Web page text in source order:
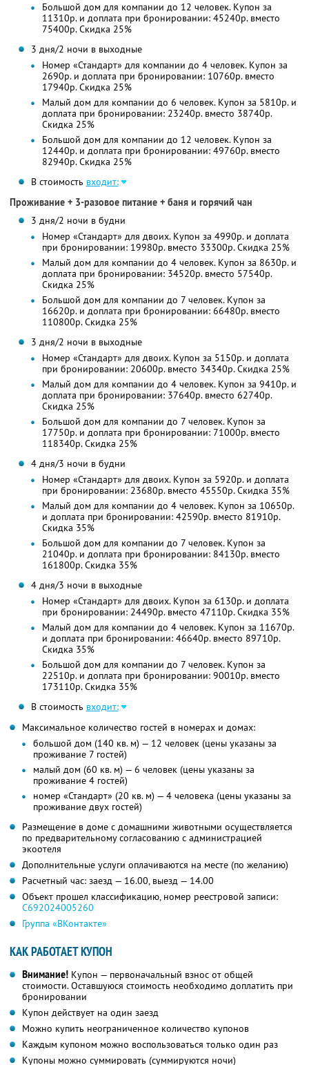
Большой дом для компании до 12 человек. Купон за
11310р. и доплата при бронировании: 45240р. вместо
75400р. Скидка 25%
3 дня/2 ночи в выходные
Номер «Стандарт» для компании до 4 человек. Купон за
2690р. и доплата при бронировании: 10760р. вместо
17940р. Скидка 25%
Малый дом для компании до 6 человек. Купон за 5810р. и
доплата при бронировании: 23240р. вместо 38740р.
Скидка 25%
Большой дом для компании до 12 человек. Купон за
12440р. и доплата при бронировании: 49760р. вместо
82940р. Скидка 25%
В стоимость входит:
Проживание + 3-разовое питание + баня и горячий чан
3 дня/2 ночи в будни
Номер «Стандарт» для двоих. Купон за 4990р. и доплата
при бронировании: 19980р. вместо 33300р. Скидка 25%
Малый дом для компании до 4 человек. Купон за 8630р. и
доплата при бронировании: 34520р. вместо 57540р.
Скидка 25%
Большой дом для компании до 7 человек. Купон за
16620р. и доплата при бронировании: 66480р. вместо
110800р. Скидка 25%
3 дня/2 ночи в выходные
Номер «Стандарт» для двоих. Купон за 5150р. и доплата
при бронировании: 20600р. вместо 34340р. Скидка 25%
Малый дом для компании до 4 человек. Купон за 9410р. и
доплата при бронировании: 37640р. вместо 62740р.
Скидка 25%
Большой дом для компании до 7 человек. Купон за
17750р. и доплата при бронировании: 71000р. вместо
118340р. Скидка 25%
4 дня/3 ночи в будни
Номер «Стандарт» для двоих. Купон за 5920р. и доплата
при бронировании: 23680р. вместо 45550р. Скидка 35%
Малый дом для компании до 4 человек. Купон за 10650р.
и доплата при бронировании: 42590р. вместо 81910р.
Скидка 35%
Большой дом для компании до 7 человек. Купон за
21040р. и доплата при бронировании: 84130р. вместо
161800р. Скидка 35%
4 дня/3 ночи в выходные
Номер «Стандарт» для двоих. Купон за 6130р. и доплата
при бронировании: 24490р. вместо 47110р. Скидка 35%
Малый дом для компании до 4 человек. Купон за 11670р.
и доплата при бронировании: 46640р. вместо 89710р.
Скидка 35%
Большой дом для компании до 7 человек. Купон за
22510р. и доплата при бронировании: 90010р. вместо
173110р. Скидка 35%
В стоимость входит:
Максимальное количество гостей в номерах и домах:
большой дом (140 кв. м) — 12 человек (цены указаны за
проживание 7 гостей)
малый дом (60 кв. м) — 6 человек (цены указаны за
проживание 4 гостей)
номер «Стандарт» (20 кв. м) — 4 человека (цены указаны за
проживание двух гостей)
Размещение в доме с домашними животными осуществляется
по предварительному согласованию с администрацией
экоотеля
Дополнительные услуги оплачиваются на месте (по желанию)
Расчетный час: заезд — 16.00, выезд — 14.00
Объект прошел классификацию, номер реестровой записи:
С692024005260
Группа «ВКонтакте»
КАК РАБОТАЕТ КУПОН
Внимание! Купон — первоначальный взнос от общей
стоимости. Оставшуюся стоимость необходимо доплатить при
бронировании
Купон действует на один заезд
Можно купить неограниченное количество купонов
Каждым купоном можно воспользоваться только один раз
Купоны можно суммировать (суммируются ночи)